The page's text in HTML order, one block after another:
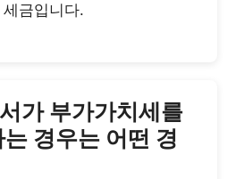
금입니다.
가 부가가치세를
경우는 어떤 경